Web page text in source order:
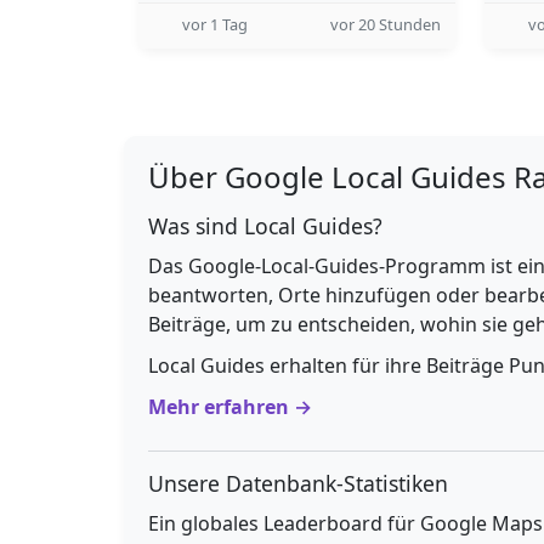
vor 1 Tag vor 20 Stunden
Über Google Local Guides
Was sind Local Guides?
Das Google-Local-Guides-Programm ist
beantworten, Orte hinzufügen oder
Beiträge, um zu entscheiden, wohin sie
Local Guides erhalten für ihre Beiträge
Mehr erfahren →
Unsere Datenbank-Statistiken
Ein globales Leaderboard für Google